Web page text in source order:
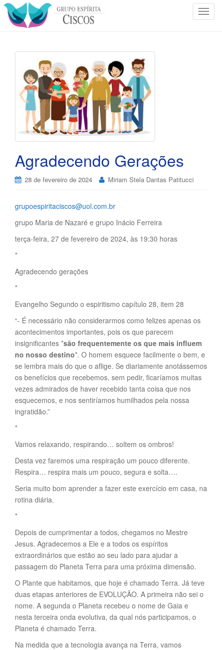
T
Agradecendo Gerações
28 de fevereiro de 2024 Miriam Stela Dantas Patitucci
grupoespiritaciscos@uol.com.br
grupo Maria de Nazaré e grupo Inácio Ferreira
terça-feira, 27 de fevereiro de 2024, às 19:30 horas
*
Agradecendo gerações
*
Evangelho Segundo o espiritismo capítulo 28, item 28
“- É necessário não considerarmos como felizes apenas os
acontecimentos importantes, pois os que parecem
insignificantes *são frequentemente os que mais influem
no nosso destino*. O homem esquece facilmente o bem, e
se lembra mais do que o aflige. Se diariamente anotássemos
os benefícios que recebemos, sem pedir, ficaríamos muitas
vezes admirados de haver recebido tanta coisa que nos
esquecemos, e nos sentiríamos humilhados pela nossa
ingratidão.”
*
Vamos relaxando, respirando… soltem os ombros!
Desta vez faremos uma respiração um pouco diferente.
Respira… respira mais um pouco, segura e solta….
Seria muito bom aprender a fazer este exercício em casa, na
rotina diária.
*
Depois de cumprimentar a todos, chegamos no Mestre
Jesus. Agradecemos a Ele e a todos os espíritos
extraordinários que estão ao seu lado para ajudar a
passagem do Planeta Terra para uma próxima dimensão.
O Plante que habitamos, que hoje é chamado Terra. Já teve
duas etapas anteriores de EVOLUÇÃO. A primeira não sei o
nome. A segunda o Planeta recebeu o nome de Gaia e
nesta terceira onda evolutiva, da qual nós participamos, o
Planeta é chamado Terra.
Na medida que a tecnologia avança na Terra, vamos